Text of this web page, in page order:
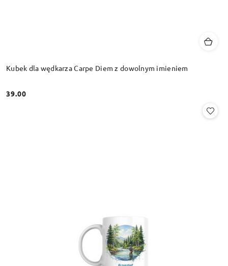
Kubek dla wędkarza Carpe Diem z dowolnym imieniem
Cena:
39.00